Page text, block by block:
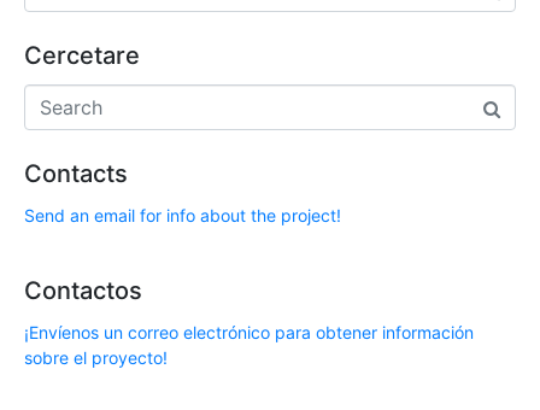
Cercetare
Contacts
Send an email for info about the project!
Contactos
¡Envíenos un correo electrónico para obtener información
sobre el proyecto!